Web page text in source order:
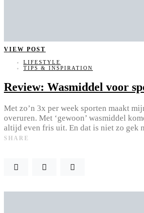
VIEW POST
LIFESTYLE
TIPS & INSPIRATION
Review: Wasmiddel voor
Met zo’n 3x per week sporten maakt
overuren. Met ‘gewoon’ wasmiddel
altijd even fris uit. En dat is niet zo gek
SHARE